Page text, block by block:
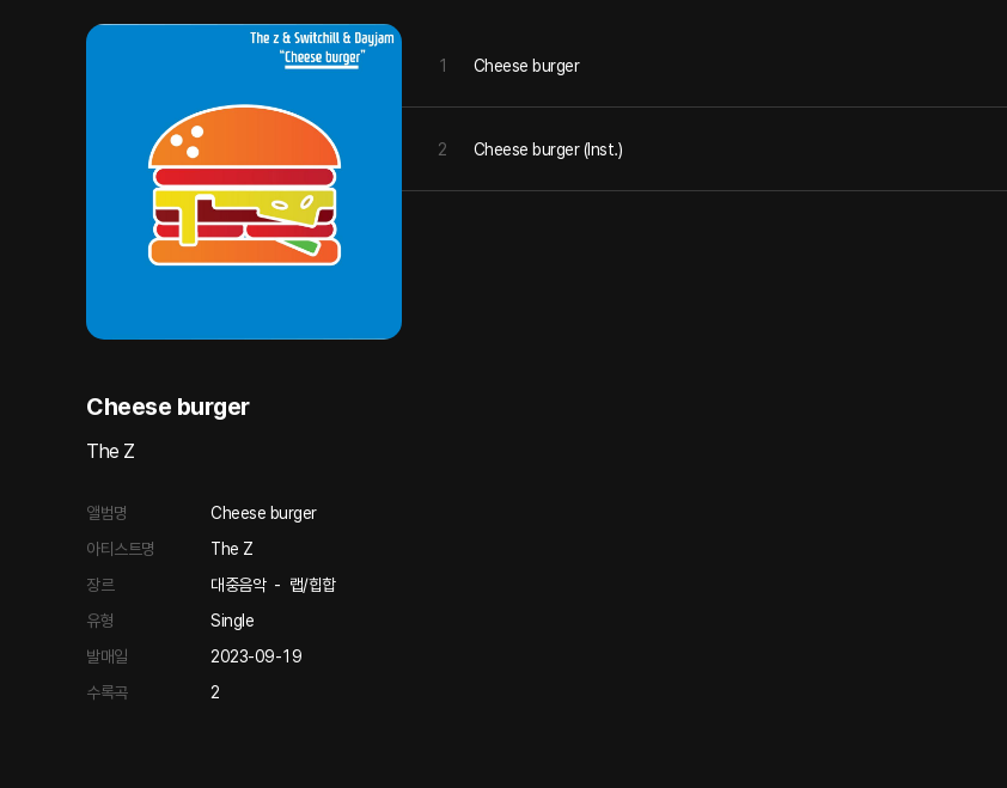
Cheese burger
The Z
앨범명
Cheese burger
아티스트명
The Z
장르
대중음악- 랩/힙합
유형
Single
발매일
2023-09-19
수록곡
2
1 Cheese burger
2 Cheese burger (Inst.)